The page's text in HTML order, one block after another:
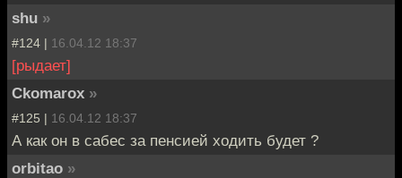
shu »
#124 | 16.04.12 18:37
[рыдает]
Ckomarox »
#125 | 16.04.12 18:37
А как он в сабес за пенсией ходить будет ?
orbitao »